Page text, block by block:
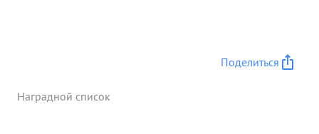
Поделиться
Наградной список